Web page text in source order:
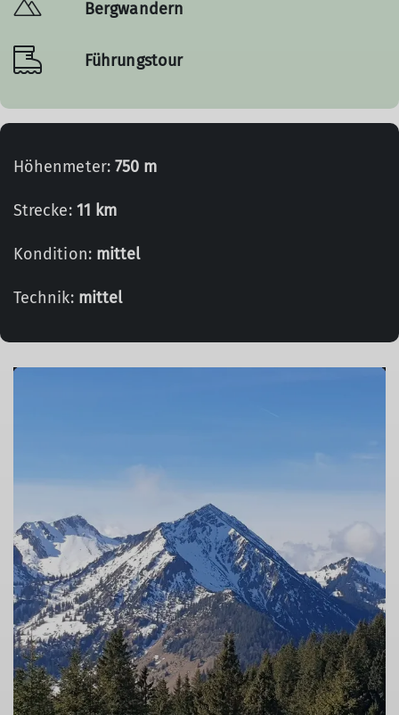
Bergwandern
Führungstour
Höhenmeter: 750 m
Strecke: 11 km
Kondition: mittel
Technik: mittel
© Simon (GOC)